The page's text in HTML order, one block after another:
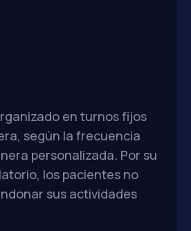
en turnos fijos
según la frecuencia
personalizada. Por su
los pacientes no
sus actividades